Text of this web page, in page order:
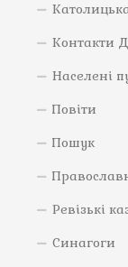
Контакти
Населені
Повіти
Пошук
Ревізькі
Синагоги